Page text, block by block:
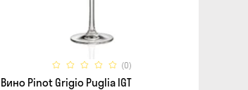
(0)
Вино Pinot Grigio Puglia IGT